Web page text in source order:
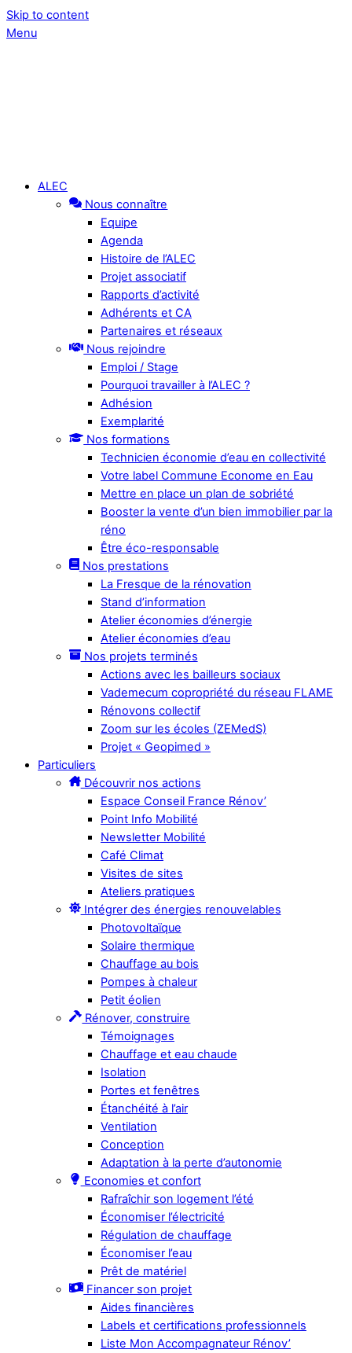
Skip to content
Menu
ALEC
Nous connaître
Equipe
Agenda
Histoire de l’ALEC
Projet associatif
Rapports d’activité
Adhérents et CA
Partenaires et réseaux
Nous rejoindre
Emploi / Stage
Pourquoi travailler à l’ALEC ?
Adhésion
Exemplarité
Nos formations
Technicien économie d’eau en collectivité
Votre label Commune Econome en Eau
Mettre en place un plan de sobriété
Booster la vente d’un bien immobilier par la
réno
Être éco-responsable
Nos prestations
La Fresque de la rénovation
Stand d’information
Atelier économies d’énergie
Atelier économies d’eau
Nos projets terminés
Actions avec les bailleurs sociaux
Vademecum copropriété du réseau FLAME
Rénovons collectif
Zoom sur les écoles (ZEMedS)
Projet « Geopimed »
Particuliers
Découvrir nos actions
Espace Conseil France Rénov’
Point Info Mobilité
Newsletter Mobilité
Café Climat
Visites de sites
Ateliers pratiques
Intégrer des énergies renouvelables
Photovoltaïque
Solaire thermique
Chauffage au bois
Pompes à chaleur
Petit éolien
Rénover, construire
Témoignages
Chauffage et eau chaude
Isolation
Portes et fenêtres
Étanchéité à l’air
Ventilation
Conception
Adaptation à la perte d’autonomie
Economies et confort
Rafraîchir son logement l’été
Économiser l’électricité
Régulation de chauffage
Économiser l’eau
Prêt de matériel
Financer son projet
Aides financières
Labels et certifications professionnels
Liste Mon Accompagnateur Rénov’